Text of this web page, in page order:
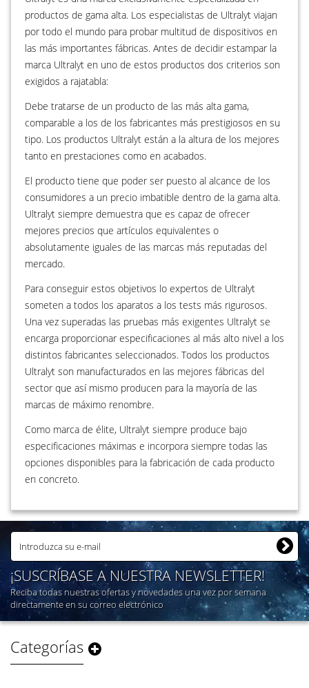
productos de gama alta. Los especialistas de Ultralyt viajan
por todo el mundo para probar multitud de dispositivos en
las más importantes fábricas. Antes de decidir estampar la
marca Ultralyt en uno de estos productos dos criterios son
exigidos a rajatabla:
Debe tratarse de un producto de las más alta gama,
comparable a los de los fabricantes más prestigiosos en su
tipo. Los productos Ultralyt están a la altura de los mejores
tanto en prestaciones como en acabados.
El producto tiene que poder ser puesto al alcance de los
consumidores a un precio imbatible dentro de la gama alta.
Ultralyt siempre demuestra que es capaz de ofrecer
mejores precios que artículos equivalentes o
absolutamente iguales de las marcas más reputadas del
mercado.
Para conseguir estos objetivos lo expertos de Ultralyt
someten a todos los aparatos a los tests más rigurosos.
Una vez superadas las pruebas más exigentes Ultralyt se
encarga proporcionar especificaciones al más alto nivel a los
distintos fabricantes seleccionados. Todos los productos
Ultralyt son manufacturados en las mejores fábricas del
sector que así mismo producen para la mayoría de las
marcas de máximo renombre.
Como marca de élite, Ultralyt siempre produce bajo
especificaciones máximas e incorpora siempre todas las
opciones disponibles para la fabricación de cada producto
en concreto.
¡SUSCRÍBASE A NUESTRA NEWSLETTER!
Reciba todas nuestras ofertas y novedades una vez por semana
directamente en su correo electrónico
Categorías